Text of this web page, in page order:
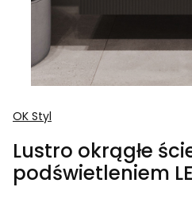
OK Styl
Lustro okrągłe
podświetleniem